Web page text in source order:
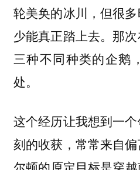
轮美奂的冰川，但很
少能真正踏上去。那
三种不同种类的企鹅
处。
这个经历让我想到一个
刻的收获，常常来自偏
尔顿的原定目标是穿